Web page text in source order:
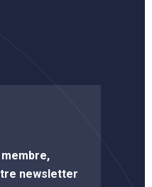
newsletter